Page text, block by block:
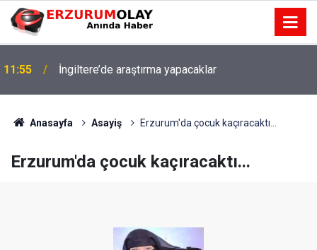
11:55 İngiltere’de araştırma yapacaklar
Anasayfa Asayiş Erzurum'da çocuk kaçıracaktı...
Erzurum'da çocuk kaçıracaktı...